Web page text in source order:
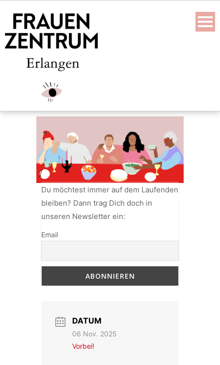
content
Du möchtest immer auf dem Laufenden
bleiben? Dann trag Dich doch in
unseren Newsletter ein:
Email
DATUM
06 Nov. 2025
Vorbei!